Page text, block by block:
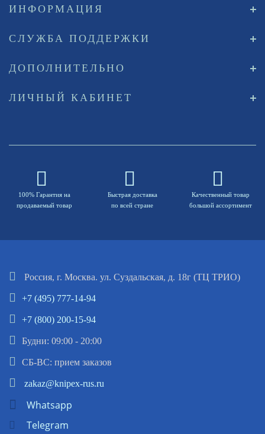
ИНФОРМАЦИЯ
СЛУЖБА ПОДДЕРЖКИ
ДОПОЛНИТЕЛЬНО
ЛИЧНЫЙ КАБИНЕТ
100% Гарантия на
продаваемый товар
Быстрая доставка
по всей стране
Качественный товар
большой ассортимент
Россия, г. Москва. ул. Суздальская, д. 18г (ТЦ ТРИО)
+7 (495) 777-14-94
+7 (800) 200-15-94
Будни: 09:00 - 20:00
СБ-ВС: прием заказов
zakaz@knipex-rus.ru
Whatsapp
Telegram